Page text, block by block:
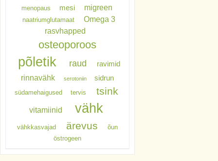
menopaus mesi migreen
naatriumglutamaat
Omega 3
rasvhapped
osteoporoos
põletik raud ravimid
rinnavähk serotoniin sidrun
südamehaigused tervis tsink
vitamiinid vähk
vähkkasvajad ärevus
õun
östrogeen